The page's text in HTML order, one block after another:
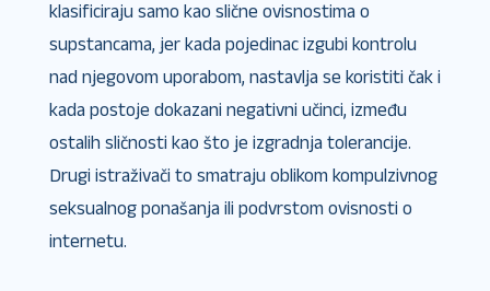
klasificiraju samo kao slične ovisnostima o
supstancama, jer kada pojedinac izgubi kontrolu
nad njegovom uporabom, nastavlja se koristiti čak i
kada postoje dokazani negativni učinci, između
ostalih sličnosti kao što je izgradnja tolerancije.
Drugi istraživači to smatraju oblikom kompulzivnog
seksualnog ponašanja ili podvrstom ovisnosti o
internetu.